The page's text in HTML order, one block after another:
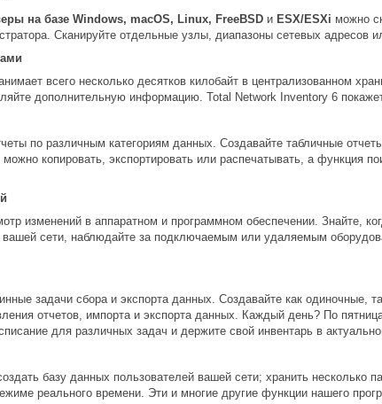
на базе Windows, macOS, Linux, FreeBSD и ESX/ESXi можно
Сканируйте отдельные узлы, диапазоны сетевых адресов
всего несколько десятков килобайт в централизованном
дополнительную информацию. Total Network Inventory 6
по различным категориям данных. Создавайте табличные
копировать, экспортировать или распечатывать, а функция
изменений в аппаратном и программном обеспечении. Знайте,
сети, наблюдайте за подключаемым или удаляемым
задачи сбора и экспорта данных. Создавайте как одиночные,
отчетов, импорта и экспорта данных. Каждый день? По
для различных задач и держите свой инвентарь в
базу данных пользователей вашей сети; хранить несколько
реального времени. Эти и многие другие функции нашего